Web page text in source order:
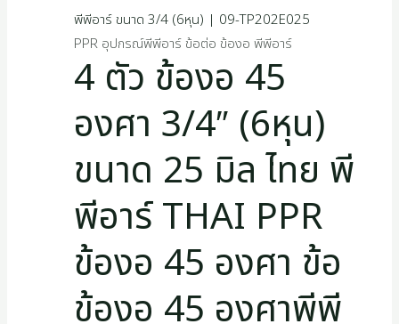
PPR อุปกรณ์พีพีอาร์ ข้อต่อ ข้องอ พีพีอาร์
4 ตัว ข้องอ 45
องศา 3/4″ (6หุน)
ขนาด 25 มิล ไทย พี
พีอาร์ THAI PPR
ข้องอ 45 องศา ข้อ
ข้องอ 45 องศาพีพี